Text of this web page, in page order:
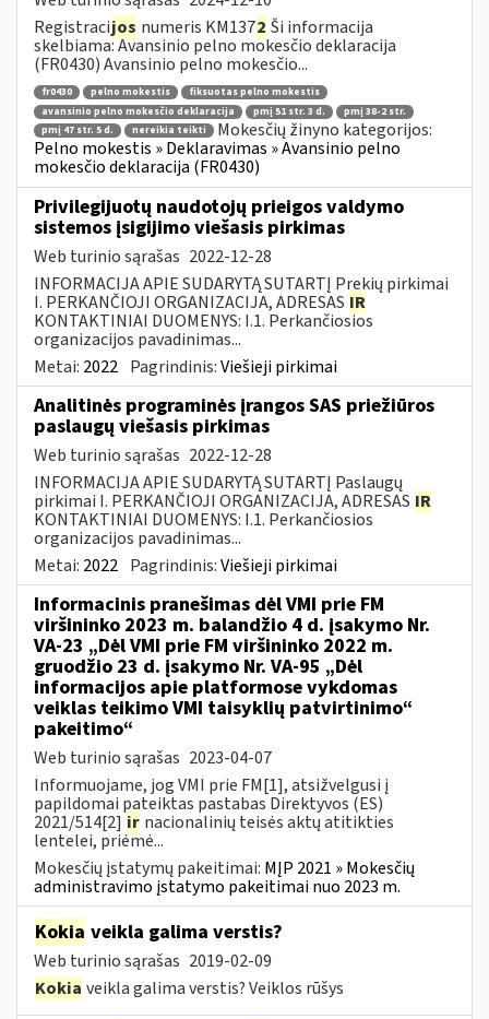
Registracijos numeris KM1372 Ši informacija
skelbiama: Avansinio pelno mokesčio deklaracija
(FR0430) Avansinio pelno mokesčio...
fr0430 pelno mokestis
fiksuotas pelno mokestis
avansinio pelno mokesčio deklaracija
pmį 51 str. 3 d.
pmį 38-2 str.
pmį 47 str. 5 d.
nereikia teikti
Mokesčių žinyno kategorijos:
Pelno mokestis » Deklaravimas » Avansinio pelno
mokesčio deklaracija (FR0430)
Privilegijuotų naudotojų prieigos valdymo
sistemos įsigijimo viešasis pirkimas
Web turinio sąrašas 2022-12-28
INFORMACIJA APIE SUDARYTĄ SUTARTĮ Prekių pirkimai
I. PERKANČIOJI ORGANIZACIJA, ADRESAS IR
KONTAKTINIAI DUOMENYS: I.1. Perkančiosios
organizacijos pavadinimas...
Metai: 2022 Pagrindinis:Viešieji pirkimai
Analitinės programinės įrangos SAS priežiūros
paslaugų viešasis pirkimas
Web turinio sąrašas 2022-12-28
INFORMACIJA APIE SUDARYTĄ SUTARTĮ Paslaugų
pirkimai I. PERKANČIOJI ORGANIZACIJA, ADRESAS IR
KONTAKTINIAI DUOMENYS: I.1. Perkančiosios
organizacijos pavadinimas...
Metai: 2022 Pagrindinis:Viešieji pirkimai
Informacinis pranešimas dėl VMI prie FM
viršininko 2023 m. balandžio 4 d. įsakymo Nr.
VA-23 „Dėl VMI prie FM viršininko 2022 m.
gruodžio 23 d. įsakymo Nr. VA-95 „Dėl
informacijos apie platformose vykdomas
veiklas teikimo VMI taisyklių patvirtinimo“
pakeitimo“
Web turinio sąrašas 2023-04-07
Informuojame, jog VMI prie FM[1], atsižvelgusi į
papildomai pateiktas pastabas Direktyvos (ES)
2021/514[2] ir nacionalinių teisės aktų atitikties
lentelei, priėmė...
Mokesčių įstatymų pakeitimai: MĮP 2021 » Mokesčių
administravimo įstatymo pakeitimai nuo 2023 m.
Kokia veikla galima verstis?
Web turinio sąrašas 2019-02-09
Kokia veikla galima verstis? Veiklos rūšys